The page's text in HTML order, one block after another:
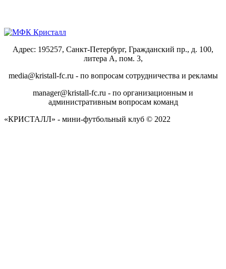
Адрес: 195257, Санкт-Петербург, Гражданский пр., д. 100,
литера А, пом. 3,
media@kristall-fc.ru - по вопросам сотрудничества и рекламы
manager@kristall-fc.ru - по организационным и
административным вопросам команд
«КРИСТАЛЛ» - мини-футбольный клуб © 2022